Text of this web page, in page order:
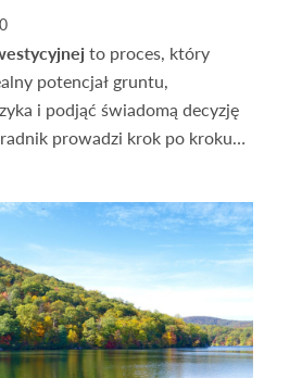
to proces, który
potencjał gruntu,
i podjąć świadomą decyzję
prowadzi krok po kroku
aspekty techniczne, prawne i
i jak zdobywać dane